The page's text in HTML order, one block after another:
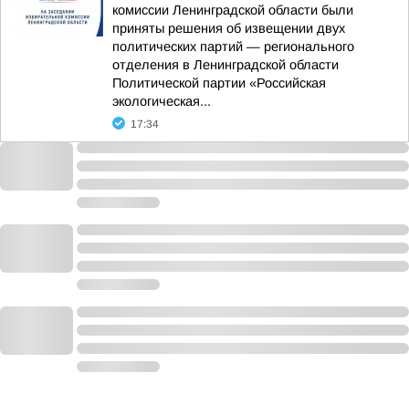
комиссии Ленинградской области были
приняты решения об извещении двух
политических партий — регионального
отделения в Ленинградской области
Политической партии «Российская
экологическая...
17:34